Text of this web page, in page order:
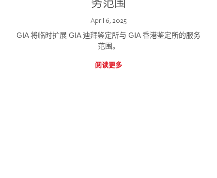
April 6, 2025
GIA 将临时扩展 GIA 迪拜鉴定所与 GIA 香港鉴定所的服务
范围。
阅读更多